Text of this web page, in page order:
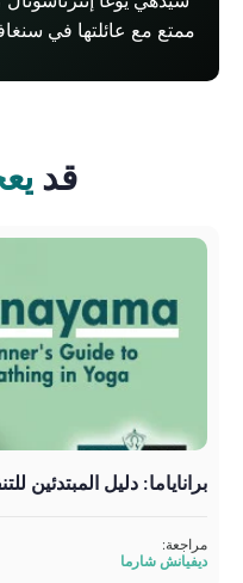
ممتع مع عائلتها في
قد
براناياما: دليل المبتدئين
مراجعة:
ديفيانش شارما